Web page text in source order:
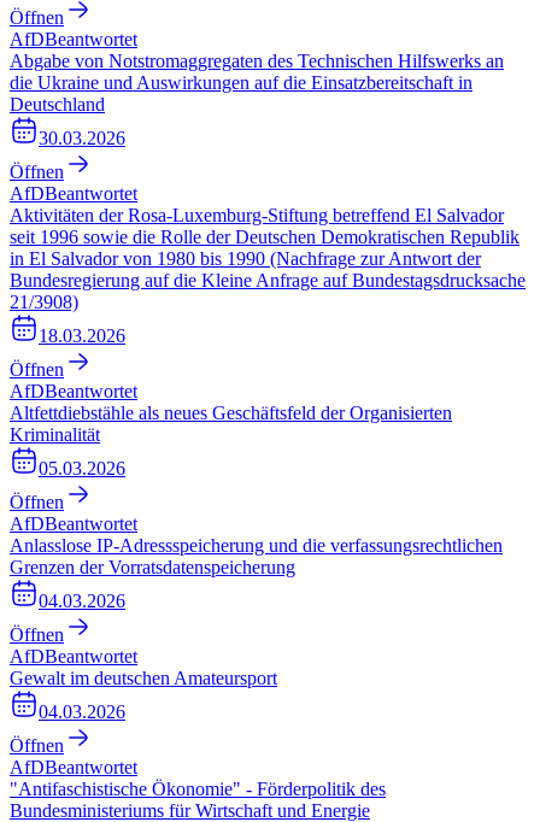
Öffnen
AfDBeantwortet
Abgabe von Notstromaggregaten des Technischen Hilfswerks an
die Ukraine und Auswirkungen auf die Einsatzbereitschaft in
Deutschland
30.03.2026
Öffnen
AfDBeantwortet
Aktivitäten der Rosa-Luxemburg-Stiftung betreffend El Salvador
seit 1996 sowie die Rolle der Deutschen Demokratischen Republik
in El Salvador von 1980 bis 1990 (Nachfrage zur Antwort der
Bundesregierung auf die Kleine Anfrage auf Bundestagsdrucksache
21/3908)
18.03.2026
Öffnen
AfDBeantwortet
Altfettdiebstähle als neues Geschäftsfeld der Organisierten
Kriminalität
05.03.2026
Öffnen
AfDBeantwortet
Anlasslose IP-Adressspeicherung und die verfassungsrechtlichen
Grenzen der Vorratsdatenspeicherung
04.03.2026
Öffnen
AfDBeantwortet
Gewalt im deutschen Amateursport
04.03.2026
Öffnen
AfDBeantwortet
"Antifaschistische Ökonomie" - Förderpolitik des
Bundesministeriums für Wirtschaft und Energie